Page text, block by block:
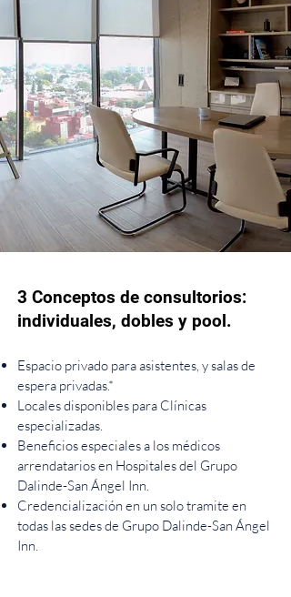
3 Conceptos de consultorios:
individuales, dobles y pool.
Espacio privado para asistentes, y salas de
espera privadas.*
Locales disponibles para Clínicas
especializadas.
Beneficios especiales a los médicos
arrendatarios en Hospitales del Grupo
Dalinde-San Ángel Inn.
Credencialización en un solo tramite en
todas las sedes de Grupo Dalinde-San Ángel
Inn.